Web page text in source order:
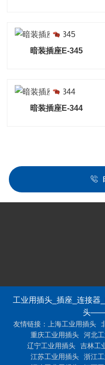
暗装插座E-345
暗装插座E-344
扫一扫
工业用插头_插座_连接器
头——
友情链接： 上海工业用插头
重庆工业用插头
河北
辽宁工业用插头
吉林工
江苏工业用插头
浙江